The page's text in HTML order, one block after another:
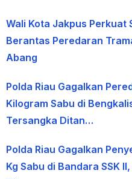
Wali Kota Jakpus Perkuat
Berantas Peredaran
Abang
Polda Riau Gagalkan
Kilogram Sabu di
Tersangka Ditan…
Polda Riau Gagalkan
Kg Sabu di Bandara SSK